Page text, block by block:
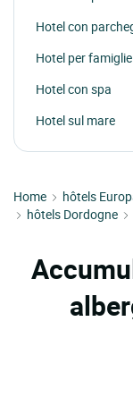
Hotel con
Hotel per famiglie
Hotel con spa
Hotel sul mare
Home hôtels
hôtels Dordogne